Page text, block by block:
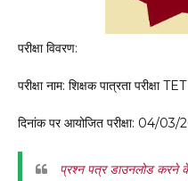
परीक्षा विवरण:
परीक्षा नाम: शिक्षक पात्रता परीक्षा
दिनांक पर आयोजित परीक्षा: 04/03/
प्रश्न पत्र डाउनलोड करने